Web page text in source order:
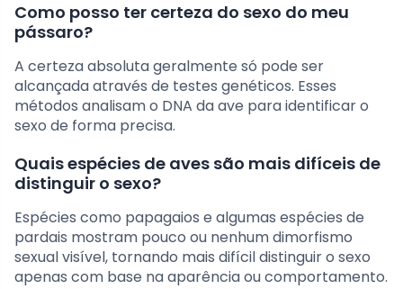
Como posso ter certeza do sexo do meu
pássaro?
A certeza absoluta geralmente só pode ser
alcançada através de testes genéticos. Esses
métodos analisam o DNA da ave para identificar o
sexo de forma precisa.
Quais espécies de aves são mais difíceis de
distinguir o sexo?
Espécies como papagaios e algumas espécies de
pardais mostram pouco ou nenhum dimorfismo
sexual visível, tornando mais difícil distinguir o sexo
apenas com base na aparência ou comportamento.